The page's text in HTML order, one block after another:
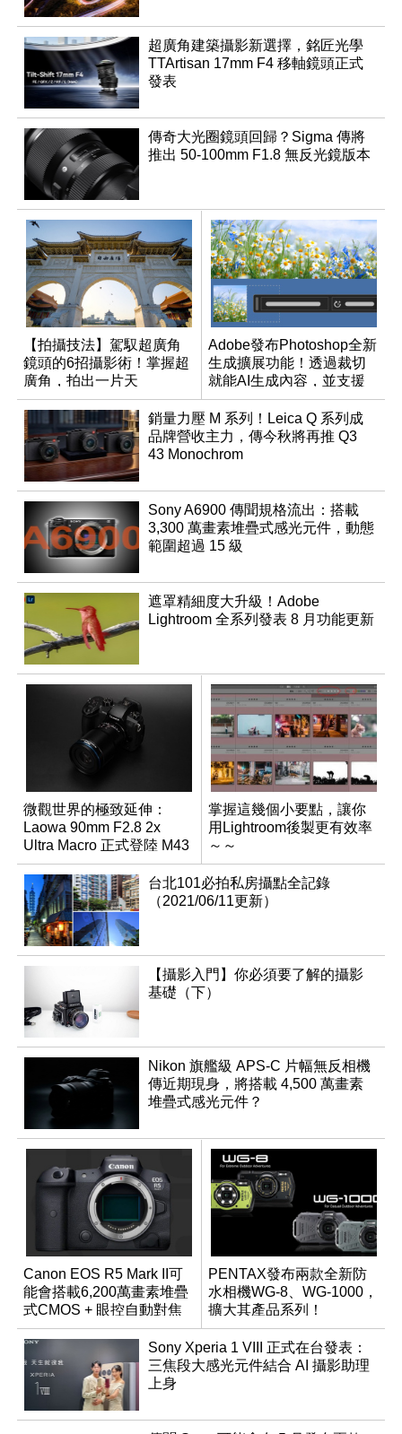
超廣角建築攝影新選擇，銘匠光學
TTArtisan 17mm F4 移軸鏡頭正式
發表
傳奇大光圈鏡頭回歸？Sigma 傳將
推出 50-100mm F1.8 無反光鏡版本
【拍攝技法】駕馭超廣角
鏡頭的6招攝影術！掌握超
廣角，拍出一片天
Adobe發布Photoshop全新
生成擴展功能！透過裁切
就能AI生成內容，並支援
繁體中文
銷量力壓 M 系列！Leica Q 系列成
品牌營收主力，傳今秋將再推 Q3
43 Monochrom
Sony A6900 傳聞規格流出：搭載
3,300 萬畫素堆疊式感光元件，動態
範圍超過 15 級
遮罩精細度大升級！Adobe
Lightroom 全系列發表 8 月功能更新
微觀世界的極致延伸：
Laowa 90mm F2.8 2x
Ultra Macro 正式登陸 M43
系統
掌握這幾個小要點，讓你
用Lightroom後製更有效率
～～
台北101必拍私房攝點全記錄
（2021/06/11更新）
【攝影入門】你必須要了解的攝影
基礎（下）
Nikon 旗艦級 APS-C 片幅無反相機
傳近期現身，將搭載 4,500 萬畫素
堆疊式感光元件？
Canon EOS R5 Mark II可
能會搭載6,200萬畫素堆疊
式CMOS + 眼控自動對焦
功能？
PENTAX發布兩款全新防
水相機WG-8、WG-1000，
擴大其產品系列！
Sony Xperia 1 VIII 正式在台發表：
三焦段大感光元件結合 AI 攝影助理
上身